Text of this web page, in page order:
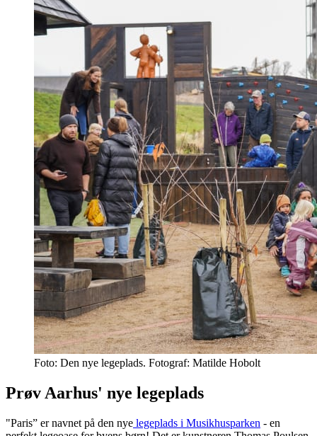
Foto: Den nye legeplads. Fotograf: Matilde Hobolt
Prøv Aarhus' nye legeplads
"Paris” er navnet på den nye legeplads i Musikhusparken - en